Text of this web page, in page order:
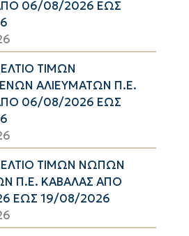
06/08/2026 ΕΩΣ
ΤΙΜΩΝ
ΑΛΙΕΥΜΑΤΩΝ Π.Ε.
06/08/2026 ΕΩΣ
ΤΙΜΩΝ ΝΩΠΩΝ
Π.Ε. ΚΑΒΑΛΑΣ ΑΠΟ
ΕΩΣ 19/08/2026